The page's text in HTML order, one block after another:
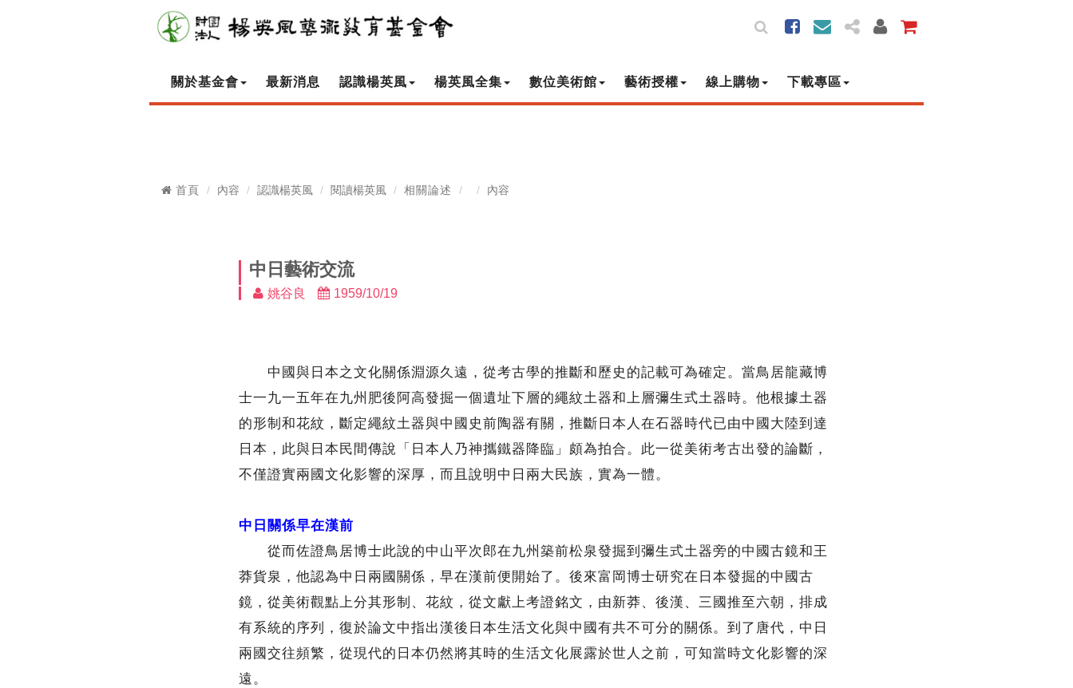
關於基金會 最新消息 認識楊英風 楊英風全集 數位美術館 藝術授權 線上購物 下載專區
首頁 內容 認識楊英風 閱讀楊英風 相關論述 內容
中日藝術交流
姚谷良 1959/10/19
中國與日本之文化關係淵源久遠，從考古學的推斷和歷史的記載可為確定。當鳥居龍藏博
士一九一五年在九州肥後阿高發掘一個遺址下層的繩紋土器和上層彌生式土器時。他根據土器
的形制和花紋，斷定繩紋土器與中國史前陶器有關，推斷日本人在石器時代已由中國大陸到達
日本，此與日本民間傳說「日本人乃神攜鐵器降臨」頗為拍合。此一從美術考古出發的論斷，
不僅證實兩國文化影響的深厚，而且說明中日兩大民族，實為一體。
中日關係早在漢前
從而佐證鳥居博士此說的中山平次郎在九州築前松泉發掘到彌生式土器旁的中國古鏡和王
莽貨泉，他認為中日兩國關係，早在漢前便開始了。後來富岡博士研究在日本發掘的中國古
鏡，從美術觀點上分其形制、花紋，從文獻上考證銘文，由新莽、後漢、三國推至六朝，排成
有系統的序列，復於論文中指出漢後日本生活文化與中國有共不可分的關係。到了唐代，中日
兩國交往頻繁，從現代的日本仍然將其時的生活文化展露於世人之前，可知當時文化影響的深
遠。